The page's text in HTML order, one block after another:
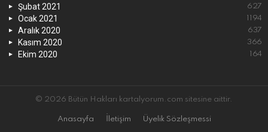
Şubat 2021 627
Ocak 2021 1194
Aralık 2020 637
Kasım 2020 366
Ekim 2020 164
© 2026 Bütün Hakları kartalyorum.com sitesine aittir.
Anasayfa İletişim Üyelik Sözleşmessi